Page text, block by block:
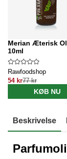
Merian Æterisk
10ml
Rawfoodshop
54 kr77 kr
KØB NU
Beskrivelse